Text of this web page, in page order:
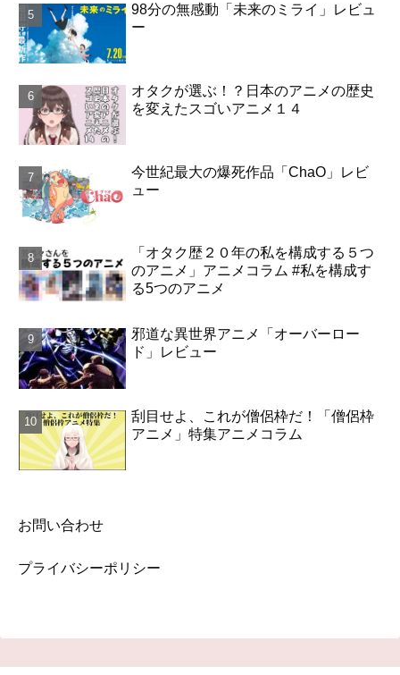
98分の無感動「未来のミライ」レビュ
ー
オタクが選ぶ！？日本のアニメの歴史
を変えたスゴいアニメ１４
今世紀最大の爆死作品「ChaO」レビ
ュー
「オタク歴２０年の私を構成する５つ
のアニメ」アニメコラム #私を構成す
る5つのアニメ
邪道な異世界アニメ「オーバーロー
ド」レビュー
刮目せよ、これが僧侶枠だ！「僧侶枠
アニメ」特集アニメコラム
お問い合わせ
プライバシーポリシー